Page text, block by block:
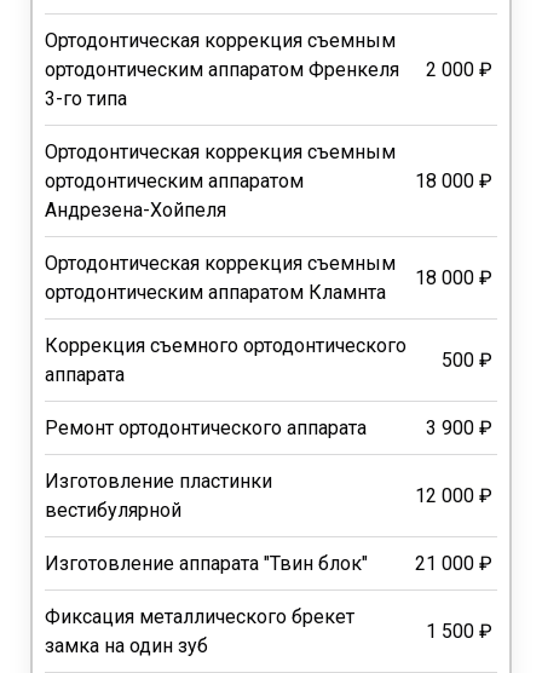
Ортодонтическая коррекция съемным
ортодонтическим аппаратом Френкеля
3-го типа
2 000 ₽
Ортодонтическая коррекция съемным
ортодонтическим аппаратом
Андрезена-Хойпеля
18 000 ₽
Ортодонтическая коррекция съемным
ортодонтическим аппаратом Кламнта
18 000 ₽
Коррекция съемного ортодонтического
аппарата
500 ₽
Ремонт ортодонтического аппарата 3 900 ₽
Изготовление пластинки
вестибулярной
12 000 ₽
Изготовление аппарата "Твин блок" 21 000 ₽
Фиксация металлического брекет
замка на один зуб
1 500 ₽